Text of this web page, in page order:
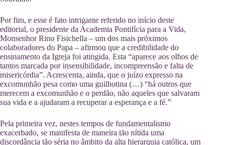
Por fim, e esse é fato intrigante referido no início deste
editorial, o presidente da Academia Pontifícia para a Vida,
Monsenhor Rino Fisichella – um dos mais próximos
colaboradores do Papa – afirmou que a credibilidade do
ensinamento da Igreja foi atingida. Esta “aparece aos olhos de
tantos marcada por insensibilidade, incompreensão e falta de
misericórdia”. Acrescenta, ainda, que o juízo expresso na
excomunhão pesa como uma guilhotina (…) “há outros que
merecem a excomunhão e o perdão, não aqueles que salvaram
sua vida e a ajudaram a recuperar a esperança e a fé.”
Pela primeira vez, nestes tempos de fundamentalismo
exacerbado, se manifesta de maneira tão nítida uma
discordância tão séria no âmbito da alta hierarquia católica, um